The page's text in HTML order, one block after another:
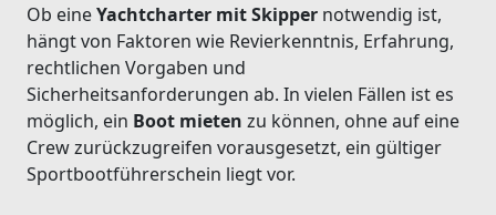
Ob eineYachtcharter mit Skipper notwendig ist,
hängt von Faktoren wie Revierkenntnis, Erfahrung,
rechtlichen Vorgaben und
Sicherheitsanforderungen ab. In vielen Fällen ist es
möglich, ein Boot mieten zu können, ohne auf eine
Crew zurückzugreifen vorausgesetzt, ein gültiger
Sportbootführerschein liegt vor.